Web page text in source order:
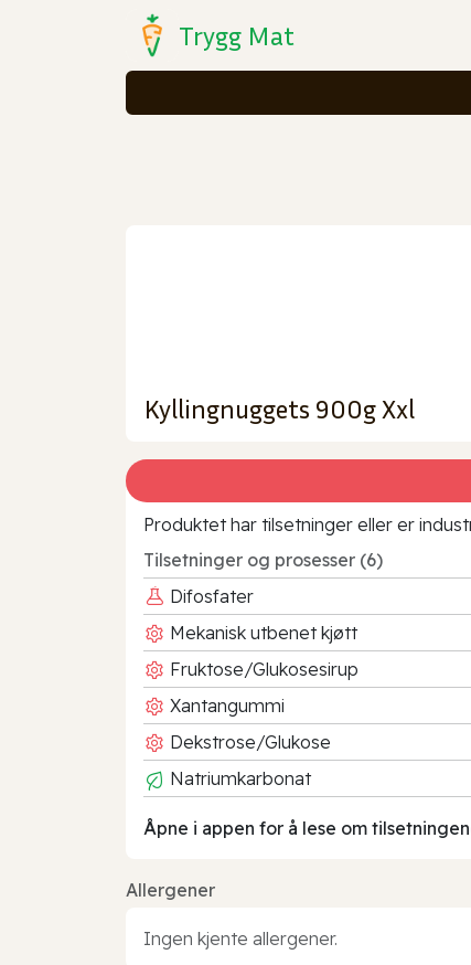
Trygg Mat
Kyllingnuggets 900g Xxl
Produktet har tilsetninger eller er
Tilsetninger og prosesser (6)
Difosfater
Mekanisk utbenet kjøtt
Fruktose/Glukosesirup
Xantangummi
Dekstrose/Glukose
Natriumkarbonat
Åpne i appen for å lese om
Allergener
Ingen kjente allergener.